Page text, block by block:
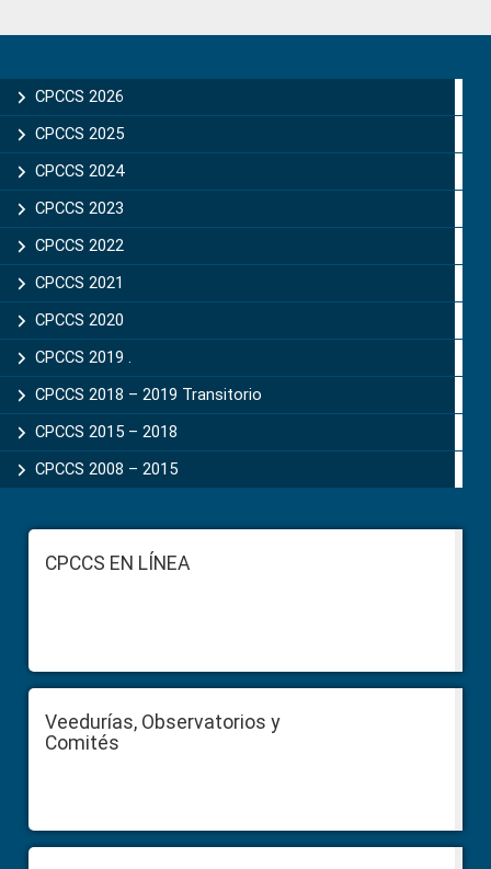
Sidebar
CPCCS 2026
CPCCS 2025
CPCCS 2024
CPCCS 2023
CPCCS 2022
CPCCS 2021
CPCCS 2020
CPCCS 2019 .
CPCCS 2018 – 2019 Transitorio
CPCCS 2015 – 2018
CPCCS 2008 – 2015
FooterCPCCS EN LÍNEA
Veedurías, Observatorios y
Comités